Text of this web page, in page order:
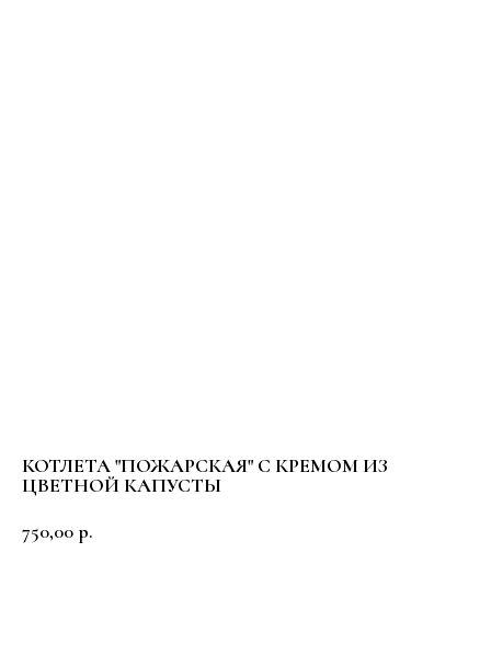
КОТЛЕТА "ПОЖАРСКАЯ" С КРЕМОМ ИЗ
ЦВЕТНОЙ КАПУСТЫ
750,00 р.